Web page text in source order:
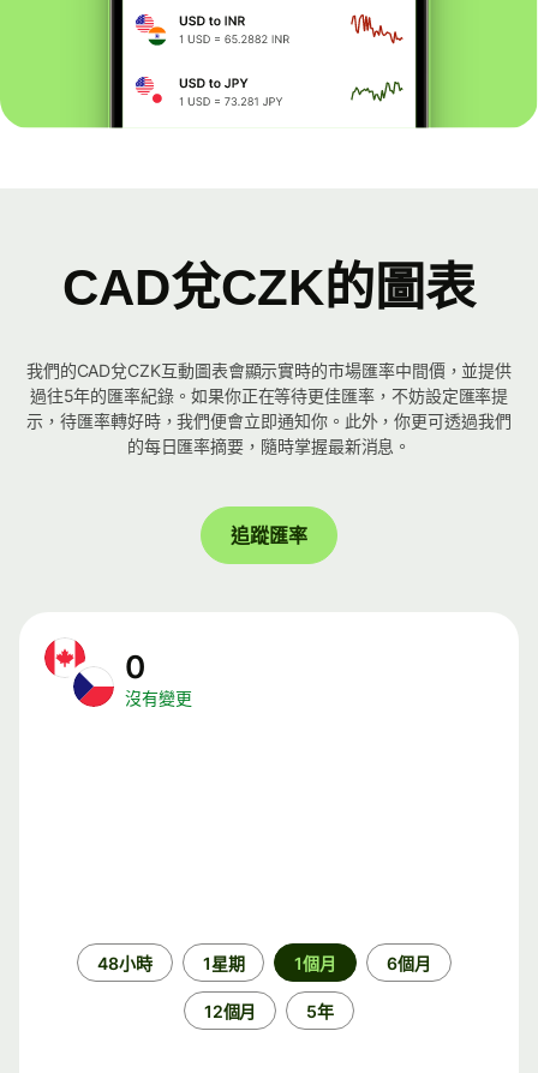
CAD兌CZK的圖表
我們的CAD兌CZK互動圖表會顯示實時的市場匯率中間價，並提供
過往5年的匯率紀錄。如果你正在等待更佳匯率，不妨設定匯率提
示，待匯率轉好時，我們便會立即通知你。此外，你更可透過我們
的每日匯率摘要，隨時掌握最新消息。
追蹤匯率
0
沒有變更
48小時 1星期 1個月 6個月
12個月 5年